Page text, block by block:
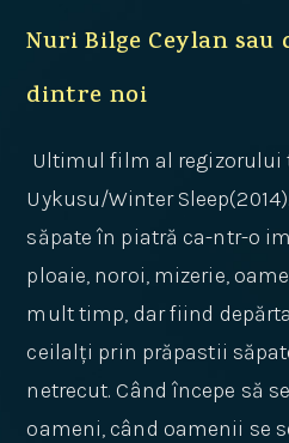
Nuri Bilge Ceylan sau
dintre noi
Ultimul film al regizorului
Uykusu/Winter
săpate în piatră ca-ntr-o
ploaie, noroi, mizerie,
mult timp, dar fiind
ceilalți prin prăpastii
netrecut. Când începe să
oameni, când oamenii se